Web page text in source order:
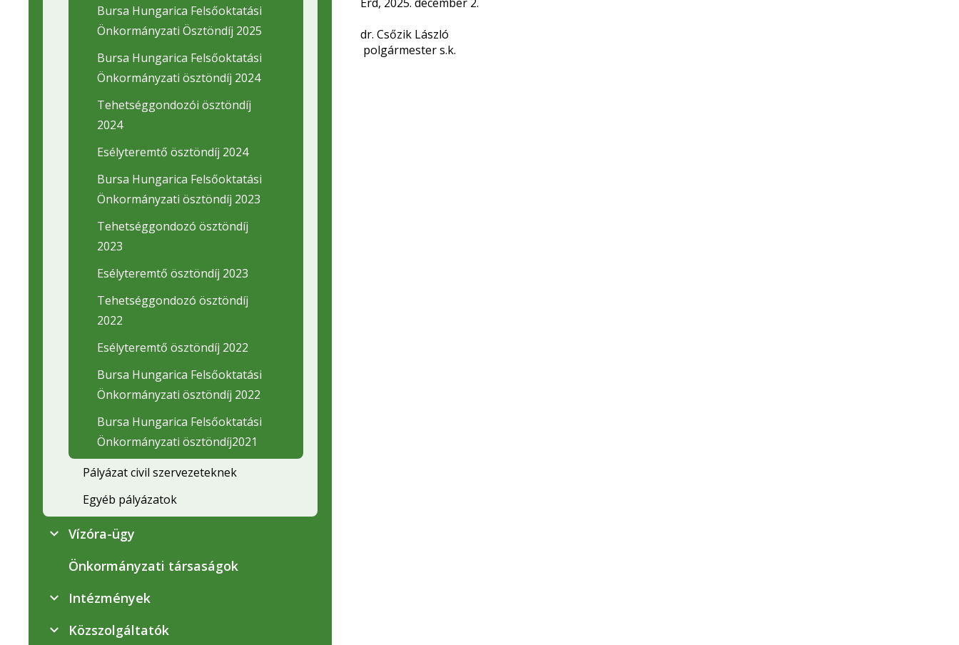
dr. Csőzik László
polgármester s.k.
Bursa Hungarica Felsőoktatási
Önkormányzati Ösztöndíj 2025
Bursa Hungarica Felsőoktatási
Önkormányzati ösztöndíj 2024
Tehetséggondozói ösztöndíj
2024
Esélyteremtő ösztöndíj 2024
Bursa Hungarica Felsőoktatási
Önkormányzati ösztöndíj 2023
Tehetséggondozó ösztöndíj
2023
Esélyteremtő ösztöndíj 2023
Tehetséggondozó ösztöndíj
2022
Esélyteremtő ösztöndíj 2022
Bursa Hungarica Felsőoktatási
Önkormányzati ösztöndíj 2022
Bursa Hungarica Felsőoktatási
Önkormányzati ösztöndíj2021
Pályázat civil szervezeteknek
Egyéb pályázatok
Vízóra-ügy
Önkormányzati társaságok
Intézmények
Közszolgáltatók